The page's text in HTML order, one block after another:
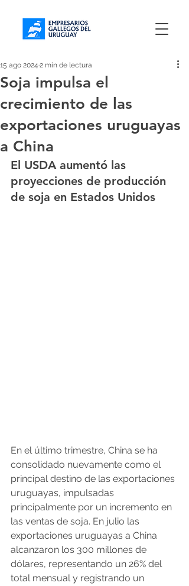
Soja impulsa el
crecimiento de las
exportaciones uruguayas
a China
15 ago 2024 2 min de lectura
El USDA aumentó las
proyecciones de producción
de soja en Estados Unidos
En el último trimestre, China se ha
consolidado nuevamente como el
principal destino de las exportaciones
uruguayas, impulsadas
principalmente por un incremento en
las ventas de soja. En julio las
exportaciones uruguayas a China
alcanzaron los 300 millones de
dólares, representando un 26% del
total mensual y registrando un